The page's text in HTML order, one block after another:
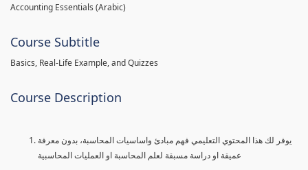
Accounting Essentials (Arabic)
Course Subtitle
Basics, Real-Life Example, and Quizzes
Course Description
يوفر لك هذا المحتوي التعليمي فهم مبادئ واساسيات المحاسبة، بدون معرفة
عميقة او دراسة مسبقة لعلم المحاسبة او العمليات المحاسبية